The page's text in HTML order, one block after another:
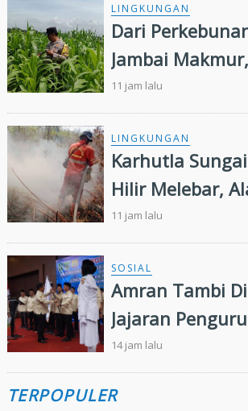
Kesehatan
LINGKUNGAN
Dari
Jambai
Kandis
Swasembada
Nasional
11 jam lalu
LINGKUNGAN
Karhutla
Hilir Melebar,
Tambahan dan
Bombing
11 jam lalu
SOSIAL
Amran Tambi
Jajaran
Riau 2026-2031
14 jam lalu
TERPOPULER